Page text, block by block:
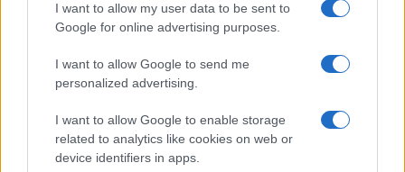
I want to allow my user data to be sent to
Google for online advertising purposes.
I want to allow Google to send me
personalized advertising.
I want to allow Google to enable storage
related to analytics like cookies on web or
device identifiers in apps.
El euro se debilita frente al dólar mientras las criptomonedas
mantienen su estabilidad
Lucía Herrera · 10 Ago 2026
FINANZAS